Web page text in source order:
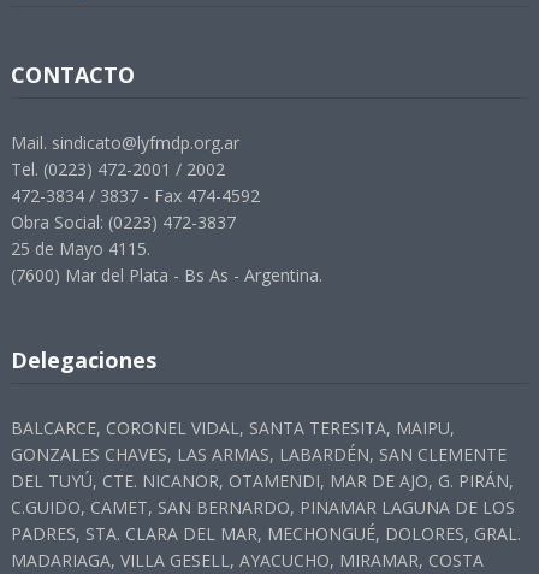
CONTACTO
Mail. sindicato@lyfmdp.org.ar
Tel. (0223) 472-2001 / 2002
472-3834 / 3837 - Fax 474-4592
Obra Social: (0223) 472-3837
25 de Mayo 4115.
(7600) Mar del Plata - Bs As - Argentina.
Delegaciones
BALCARCE, CORONEL VIDAL, SANTA TERESITA, MAIPU,
GONZALES CHAVES, LAS ARMAS, LABARDÉN, SAN CLEMENTE
DEL TUYÚ, CTE. NICANOR, OTAMENDI, MAR DE AJO, G. PIRÁN,
C.GUIDO, CAMET, SAN BERNARDO, PINAMAR LAGUNA DE LOS
PADRES, STA. CLARA DEL MAR, MECHONGUÉ, DOLORES, GRAL.
MADARIAGA, VILLA GESELL, AYACUCHO, MIRAMAR, COSTA